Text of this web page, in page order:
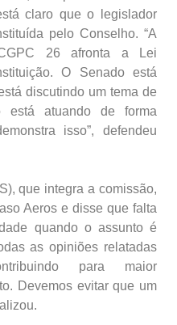
claro que o legislador
pelo Conselho. “A
26 afronta a Lei
O Senado está
discutindo um tema de
está atuando de forma
isso”, defendeu
que integra a comissão,
Aeros e disse que falta
quando o assunto é
as opiniões relatadas
para maior
Devemos evitar que um